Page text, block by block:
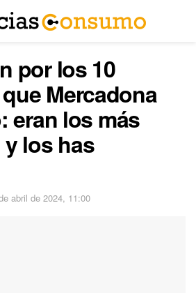
por los 10
Mercadona
eran los más
los has
abril de 2024, 11:00